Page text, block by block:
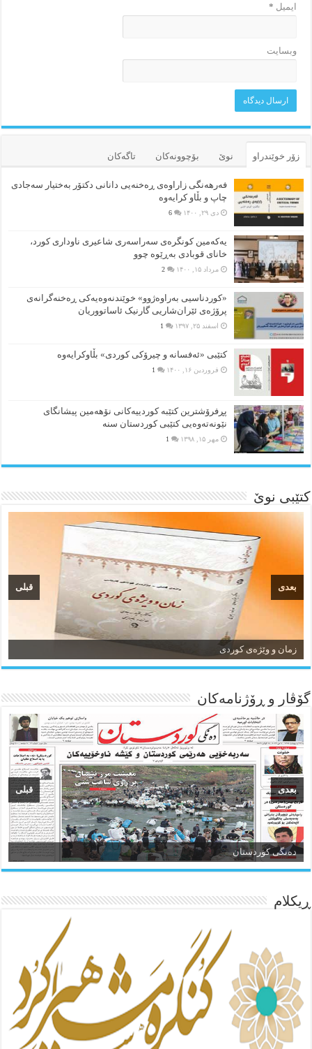
ایمیل *
وبسایت
زۆر خوێندراو نوێ بۆچوونه‌کان تاگەکان
فەرهەنگی زاراوەی ڕەخنەیی دانانی دکتۆر بەختیار سەجادی
چاپ و بڵاو کرایەوە
دی ۲۹, ۱۴۰۰ 6
یەکەمین کونگرەی سەراسەری شاعیری‌ ناوداری کورد،
خانای قوبادی بەڕێوە چوو
مرداد ۱۵, ۱۴۰۰ 2
«کوردناسیی بەراوەژوو» خوێندنەوەیەکی ڕەخنەگرانەی
پرۆژەی ئێران‌شاریی گارنیک ئاساتووریان
اسفند ۲۵, ۱۳۹۷ 1
کتێبی «ئەفسانە و چیرۆکی کوردی» بڵاوکرایەوە
فروردین ۱۶, ۱۴۰۰ 1
پڕفرۆشترین کتێبە کوردییەکانی نۆهەمین پیشانگای
نێونەتەوەیی کتێبی کوردستان سنە
مهر ۱۵, ۱۳۹۸ 1
کتێبی نوێ
زمان و وێژەی کوردی
قبلی بعدی
گۆڤار و ڕۆژنامه‌کان
ده‌نگی کوردستان
ئاژانسی هەواڵی مێهر
قبلی بعدی
ڕیکلام